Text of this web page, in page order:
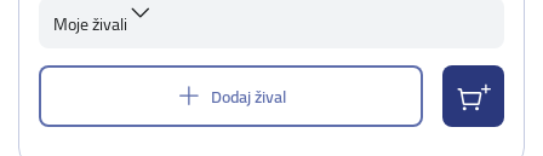
Moje živali
Dodaj žival